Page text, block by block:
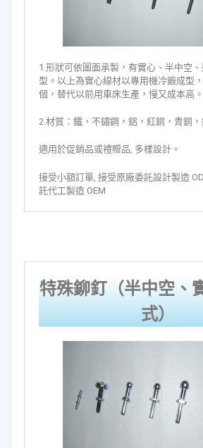
1.形狀可依圖面承製，有實心、半中空
型。以上為實心線材以專用機冷鍛成型
個，替代以前用車床生產，慢又成本高。
2.材質：鐵，不鏽鋼，鋁，紅銅，青銅
適用於促銷品或禮贈品, 多樣設計。
接受小額訂單, 接受原廠委託設計製造
託代工製造 OEM
特殊鉚釘（半中空、
式）